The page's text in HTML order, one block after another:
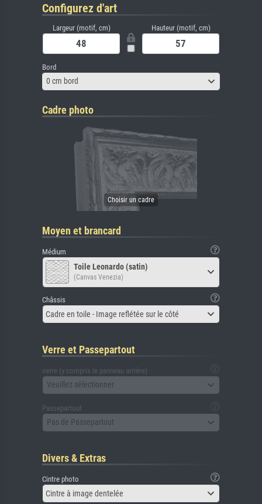
Configurez d'art
Largeur (motif, cm) Hauteur (motif, cm)
Bord
0 cm bord
Cadre photo
Moyen et brancard
Médium
Toile Leonardo (satin)
(Canvas Venezia)
Châssis
Cadre en toile - Image reflétée sur le côté
Verre et Passepartout
verre (y compris le panneau arrière)
Veuillez sélectionner
Passepartout
Pas de Passepartout
Divers & Extras
Cintre photo
Cintre à image dentelée